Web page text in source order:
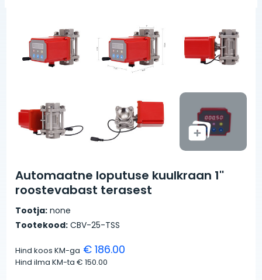
Automaatne loputuse kuulkraan 1''
roostevabast terasest
Tootja: none
Tootekood: CBV-25-TSS
Hind koos KM-ga € 186.00
Hind ilma KM-ta€ 150.00